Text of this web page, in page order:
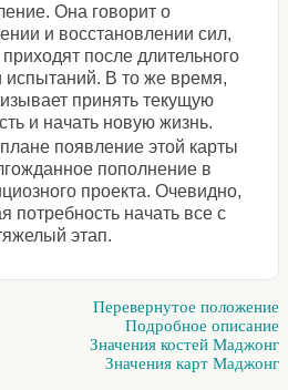
Она говорит о
и восстановлении сил,
после длительного
испытаний. В то же время,
принять текущую
и начать новую жизнь.
появление этой карты
пополнение в
проекта. Очевидно,
потребность начать все с
этап.
Перевернутое положение
Подробное описание
Значения костей Маджонг
Значения карт Маджонг